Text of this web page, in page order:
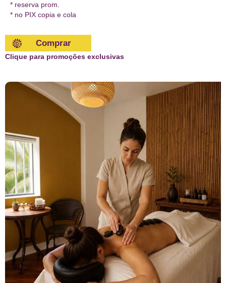
* reserva prom.
* no PIX copia e cola
Comprar
Clique para promoções exclusivas